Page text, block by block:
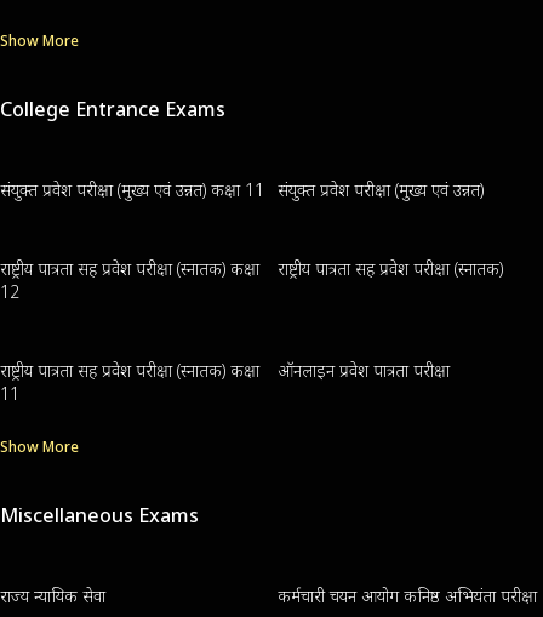
Show More
College Entrance Exams
संयुक्त प्रवेश परीक्षा (मुख्य एवं उन्नत) कक्षा 11 संयुक्त प्रवेश परीक्षा (मुख्य एवं उन्नत)
राष्ट्रीय पात्रता सह प्रवेश परीक्षा (स्नातक) कक्षा
12
राष्ट्रीय पात्रता सह प्रवेश परीक्षा (स्नातक)
राष्ट्रीय पात्रता सह प्रवेश परीक्षा (स्नातक) कक्षा
11
ऑनलाइन प्रवेश पात्रता परीक्षा
Show More
Miscellaneous Exams
राज्य न्यायिक सेवा कर्मचारी चयन आयोग कनिष्ठ अभियंता परीक्षा